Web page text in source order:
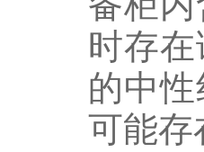
时存
的中
可能存